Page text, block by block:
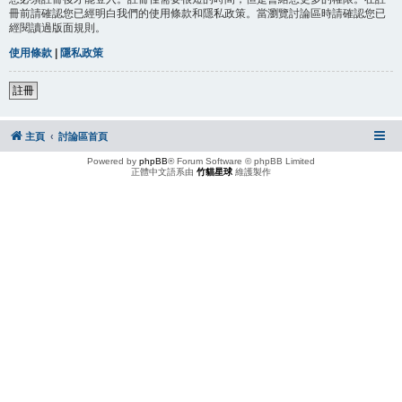
冊前請確認您已經明白我們的使用條款和隱私政策。當瀏覽討論區時請確認您已
經閱讀過版面規則。
使用條款 | 隱私政策
註冊
主頁 討論區首頁
Powered by phpBB® Forum Software © phpBB Limited
正體中文語系由 竹貓星球 維護製作